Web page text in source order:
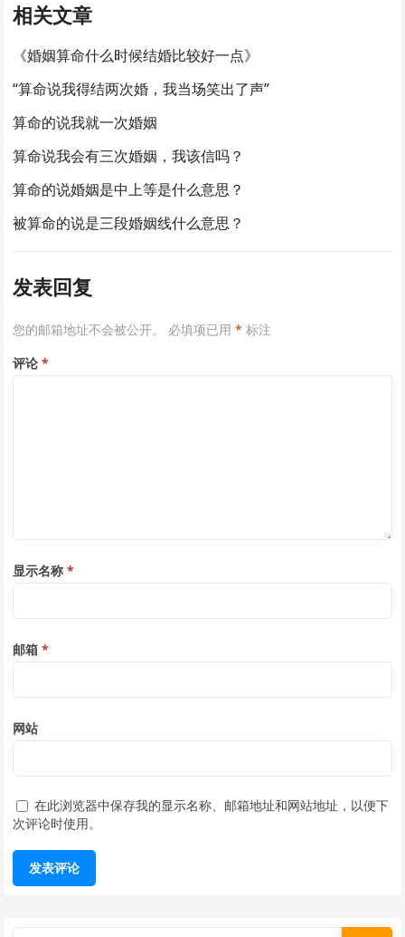
相关文章
《婚姻算命什么时候结婚比较好一点》
“算命说我得结两次婚，我当场笑出了声”
算命的说我就一次婚姻
算命说我会有三次婚姻，我该信吗？
算命的说婚姻是中上等是什么意思？
被算命的说是三段婚姻线什么意思？
发表回复
您的邮箱地址不会被公开。 必填项已用* 标注
评论*
显示名称*
邮箱*
网站
在此浏览器中保存我的显示名称、邮箱地址和网站地址，以便下
次评论时使用。